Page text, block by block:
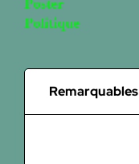
Poster
Politique
Remarquables